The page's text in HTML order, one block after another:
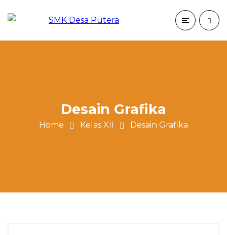
Desain Grafika
Home Kelas XII Desain Grafika